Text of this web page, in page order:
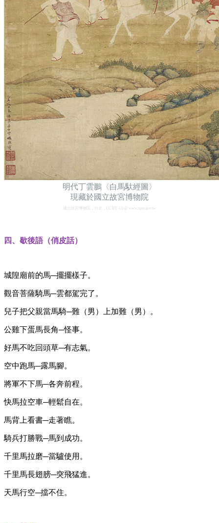
明代丁雲鵬〈白馬馱經圖〉
現藏於國立故宮博物院
國立故宮博物院，台北，CC BY 4.0 @ www.npm.gov.tw
四、歇後語（俏皮話）
城隍廟前的馬─擺擺樣子。
觀音菩薩騎馬─雲都駕完了。
兒子把父親當馬騎─難（男）上加難（男）。
公雞下蛋馬長角─怪事。
好馬不吃回頭草─有志氣。
空中跑馬─露馬腳。
將軍不下馬─各奔前程。
快馬拉空車─輕鬆自在。
馬背上看書─走著瞧。
騎兵打勝戰─馬到成功。
千里馬拉磨─當驢使用。
千里馬長翅膀─突飛猛進。
天馬行空─擋不住。